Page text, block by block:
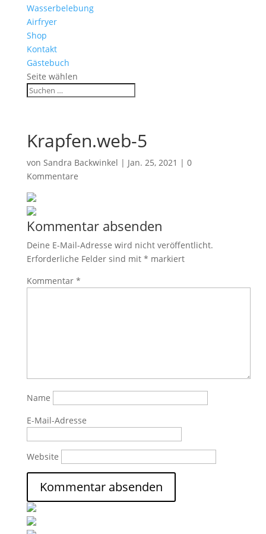
Wasserbelebung
Airfryer
Shop
Kontakt
Gästebuch
Seite wählen
Krapfen.web-5
von Sandra Backwinkel | Jan. 25, 2021 | 0
Kommentare
Kommentar absenden
Deine E-Mail-Adresse wird nicht veröffentlicht.
Erforderliche Felder sind mit * markiert
Kommentar *
Name
E-Mail-Adresse
Website